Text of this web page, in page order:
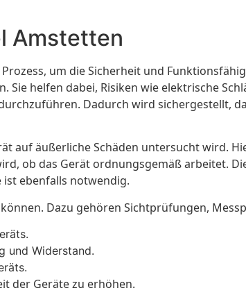
Amstetten
um die Sicherheit und
helfen dabei, Risiken wie elektrische
Dadurch wird sichergestellt,
auf äußerliche Schäden untersucht wird.
ob das Gerät ordnungsgemäß arbeitet.
ebenfalls notwendig.
Dazu gehören Sichtprüfungen,
und Widerstand.
der Geräte zu erhöhen.